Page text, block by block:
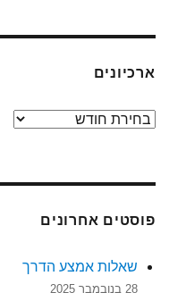
ארכיונים
ארכיונים
פוסטים אחרונים
שאלות אמצע הדרך
28 בנובמבר 2025